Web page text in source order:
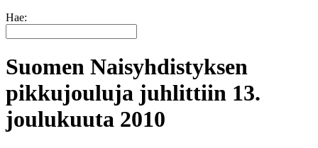
Hae:
Suomen Naisyhdistyksen
pikkujouluja juhlittiin 13.
joulukuuta 2010